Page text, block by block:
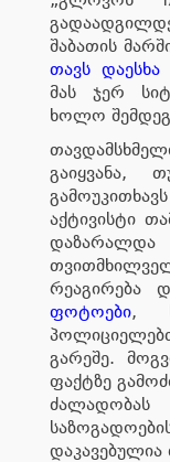
შაბათის
თავს დაესხა
მას ჯერ
ხოლო შემდეგ
აქტივისტი
რეაგირება
ფოტოები,
გარეშე.
ფაქტზე